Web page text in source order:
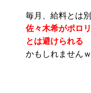
毎月、給料とは
佐々木希がポロ
とは避けられる
かもしれませんｗ